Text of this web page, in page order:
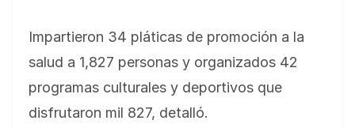
Impartieron 34 pláticas de promoción a la
salud a 1,827 personas y organizados 42
programas culturales y deportivos que
disfrutaron mil 827, detalló.